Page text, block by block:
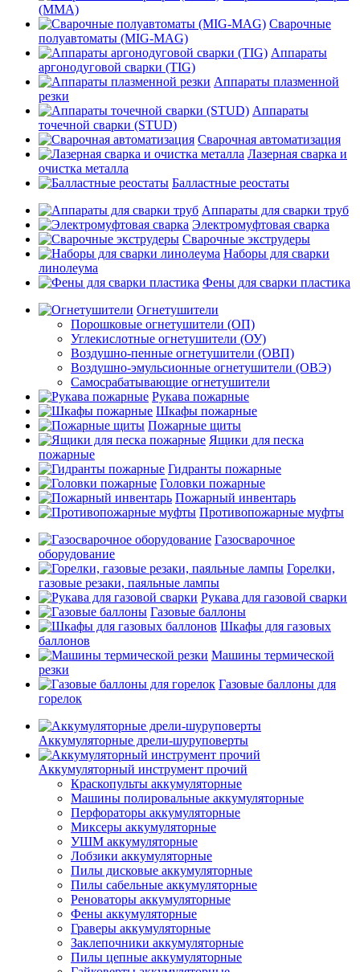
(MMA)
Сварочные
полуавтоматы (MIG-MAG)
Аппараты
аргонодуговой сварки (TIG)
Аппараты плазменной
резки
Аппараты
точечной сварки (STUD)
Сварочная автоматизация
Лазерная сварка и
очистка металла
Балластные реостаты
Аппараты для сварки труб
Электромуфтовая сварка
Сварочные экструдеры
Наборы для сварки
линолеума
Фены для сварки пластика
Огнетушители
Порошковые огнетушители (ОП)
Углекислотные огнетушители (ОУ)
Воздушно-пенные огнетушители (ОВП)
Воздушно-эмульсионные огнетушители (ОВЭ)
Самосрабатывающие огнетушители
Рукава пожарные
Шкафы пожарные
Пожарные щиты
Ящики для песка
пожарные
Гидранты пожарные
Головки пожарные
Пожарный инвентарь
Противопожарные муфты
Газосварочное
оборудование
Горелки,
газовые резаки, паяльные лампы
Рукава для газовой сварки
Газовые баллоны
Шкафы для газовых
баллонов
Машины термической
резки
Газовые баллоны для
горелок
Аккумуляторные дрели-шуруповерты
Аккумуляторный инструмент прочий
Краскопульты аккумуляторные
Машины полировальные аккумуляторные
Перфораторы аккумуляторные
Миксеры аккумуляторные
УШМ аккумуляторные
Лобзики аккумуляторные
Пилы дисковые аккумуляторные
Пилы сабельные аккумуляторные
Реноваторы аккумуляторные
Фены аккумуляторные
Граверы аккумуляторные
Заклепочники аккумуляторные
Пилы цепные аккумуляторные